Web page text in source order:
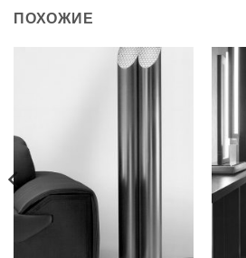
ПОХОЖИЕ